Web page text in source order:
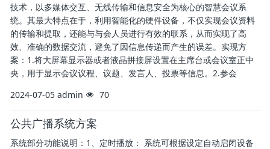
技术，以多媒体交互、无线传输和信息安全为核心的智慧会议系
统。其最大特点在于，利用智能化的硬件设备，不仅实现会议资料
的传输和提取，还能与与会人员进行有效的联系，从而实现了高
效、准确的数据交流，避免了因信息传递而产生的误差。实现方
案：1.将大屏幕显示器或者液晶拼接屏设置在主席台或会议室正中
央，用于显示会议议程、议题、发言人、投票等信息。2.参会
2024-07-05 admin 70
公共广播系统方案
系统部分功能说明：1、定时播放： 系统可根据设定自动启闭设备